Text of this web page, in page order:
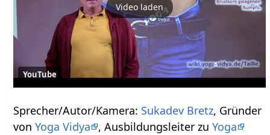
Video laden
YouTube
Sprecher/Autor/Kamera: Sukadev Bretz, Gründer
vonYoga Vidya , Ausbildungsleiter zuYoga